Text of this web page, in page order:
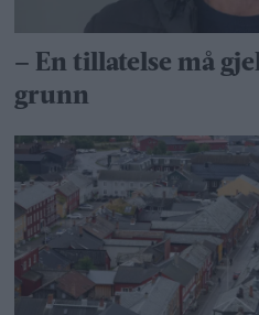
– En tillatelse må
grunn